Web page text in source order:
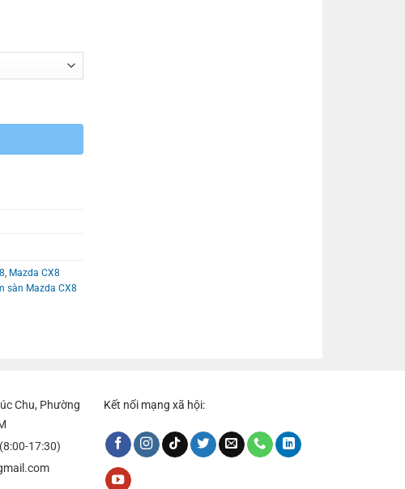
Mazda CX8
sàn Mazda CX8
Chu, Phường
17:30)
Kết nối mạng xã hội: